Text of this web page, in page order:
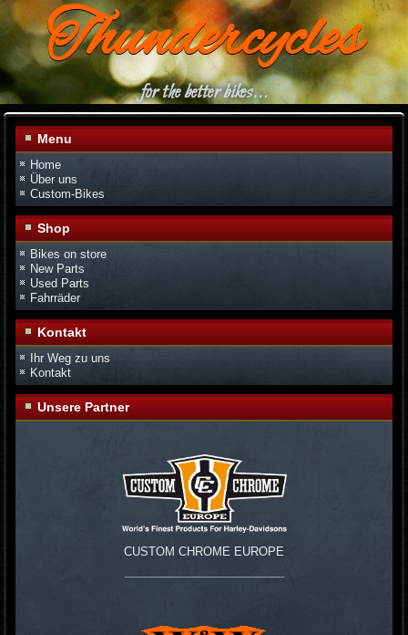
Thundercycles
for the better bikes...
Menu
Home
Über uns
Custom-Bikes
Shop
Bikes on store
New Parts
Used Parts
Fahrräder
Kontakt
Ihr Weg zu uns
Kontakt
Unsere Partner
CUSTOM CHROME EUROPE